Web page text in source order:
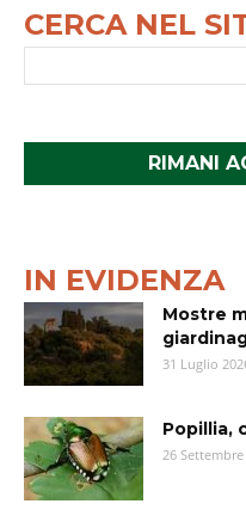
CERCA NEL
RIMANI
IN EVIDENZA
Mostre
31 Luglio
Popillia,
26